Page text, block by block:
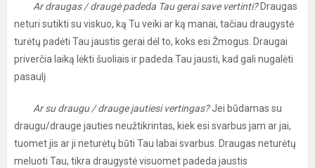
Ar draugas / draugė padeda Tau gerai save vertinti?Draugas
neturi sutikti su viskuo, ką Tu veiki ar ką manai, tačiau draugystė
turėtų padėti Tau jaustis gerai dėl to, koks esi Žmogus. Draugai
priverčia laiką lėkti šuoliais ir padeda Tau jausti, kad gali nugalėti
pasaulį
Ar su draugu / drauge jautiesi vertingas?Jei būdamas su
draugu/drauge jauties neužtikrintas, kiek esi svarbus jam ar jai,
tuomet jis ar ji neturėtų būti Tau labai svarbus. Draugas neturėtų
meluoti Tau, tikra draugystė visuomet padeda jaustis